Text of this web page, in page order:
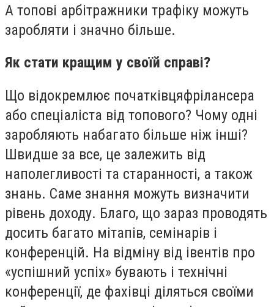
А топові арбітражники трафіку можуть
заробляти і значно більше.
Як стати кращим у своїй справі?
Що відокремлює початківцяфрілансера
або спеціаліста від топового? Чому одні
заробляють набагато більше ніж інші?
Швидше за все, це залежить від
наполегливості та старанності, а також
знань. Саме знання можуть визначити
рівень доходу. Благо, що зараз проводять
досить багато мітапів, семінарів і
конференцій. На відміну від івентів про
«успішний успіх» бувають і технічні
конференції, де фахівці діляться своїми